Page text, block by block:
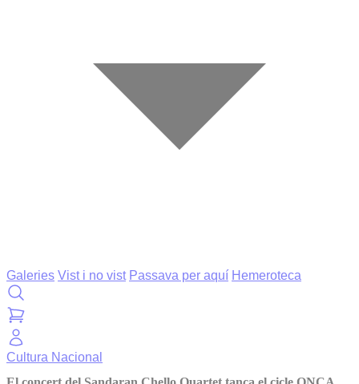
Galeries Vist i no vist Passava per aquí Hemeroteca
Cultura Nacional